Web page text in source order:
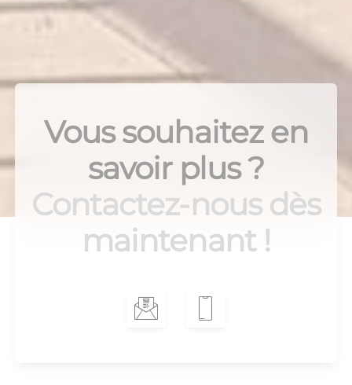
Vous souhaitez en
savoir plus ?
Contactez-nous dès
maintenant !